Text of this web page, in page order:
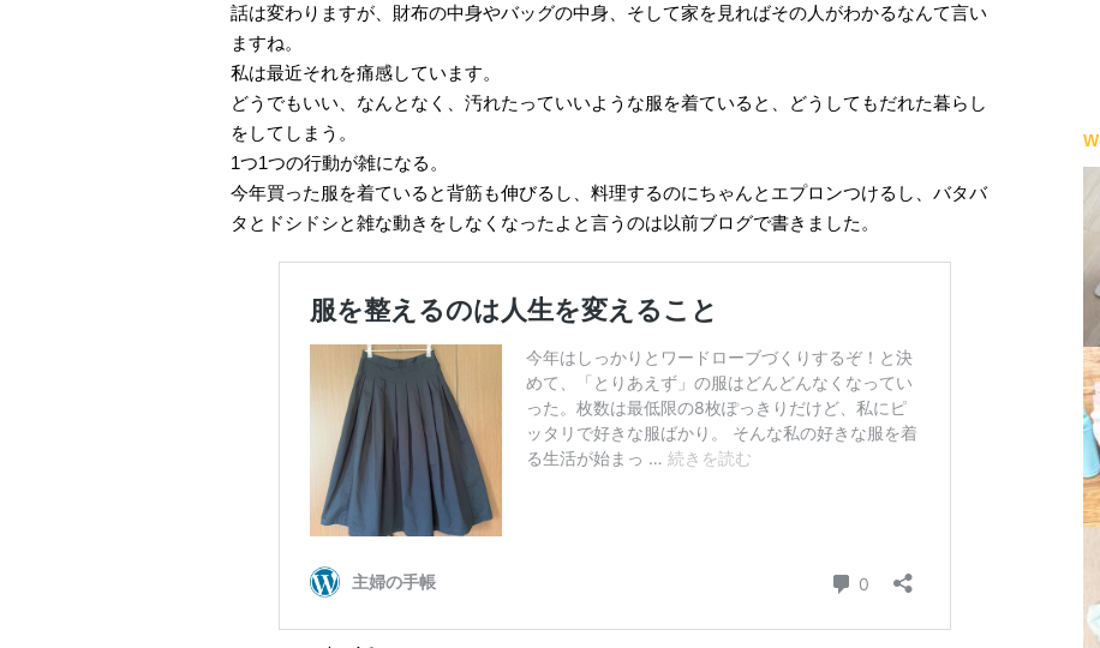
話は変わりますが、財布の中身やバッグの中身、そして家を見ればその人がわかるなんて言い
ますね。
私は最近それを痛感しています。
どうでもいい、なんとなく、汚れたっていいような服を着ていると、どうしてもだれた暮らし
をしてしまう。
1つ1つの行動が雑になる。
今年買った服を着ていると背筋も伸びるし、料理するのにちゃんとエプロンつけるし、バタバ
タとドシドシと雑な動きをしなくなったよと言うのは以前ブログで書きました。